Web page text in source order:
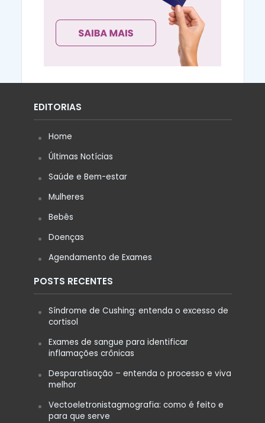
EDITORIAS
Home
Últimas Notícias
Saúde e Bem-estar
Mulheres
Bebês
Doenças
Agendamento de Exames
POSTS RECENTES
Síndrome de Cushing: entenda o excesso de
cortisol
Exames de sangue para identificar
inflamações crônicas
Desparatisação – entenda o processo e viva
melhor
Vectoeletronistagmografia: como é feito e
para que serve